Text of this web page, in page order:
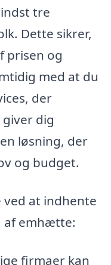
tre
Dette sikrer,
prisen og
med at du
der
dig
løsning, der
og budget.
ved at indhente
af emhætte:
firmaer kan